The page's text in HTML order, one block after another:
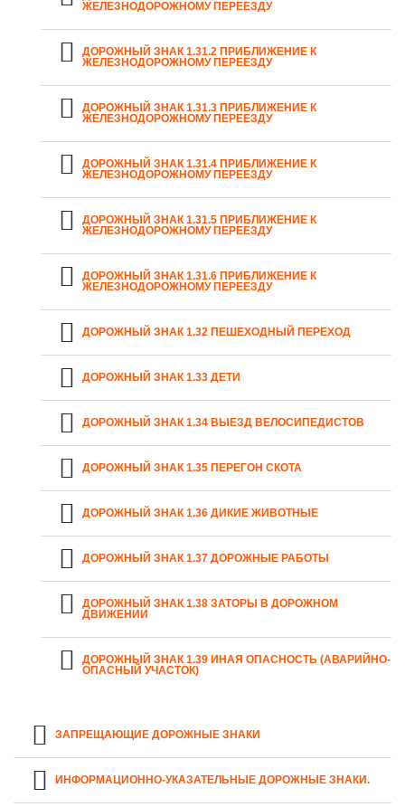
ЖЕЛЕЗНОДОРОЖНОМУ ПЕРЕЕЗДУ
ДОРОЖНЫЙ ЗНАК 1.31.2 ПРИБЛИЖЕНИЕ К
ЖЕЛЕЗНОДОРОЖНОМУ ПЕРЕЕЗДУ
ДОРОЖНЫЙ ЗНАК 1.31.3 ПРИБЛИЖЕНИЕ К
ЖЕЛЕЗНОДОРОЖНОМУ ПЕРЕЕЗДУ
ДОРОЖНЫЙ ЗНАК 1.31.4 ПРИБЛИЖЕНИЕ К
ЖЕЛЕЗНОДОРОЖНОМУ ПЕРЕЕЗДУ
ДОРОЖНЫЙ ЗНАК 1.31.5 ПРИБЛИЖЕНИЕ К
ЖЕЛЕЗНОДОРОЖНОМУ ПЕРЕЕЗДУ
ДОРОЖНЫЙ ЗНАК 1.31.6 ПРИБЛИЖЕНИЕ К
ЖЕЛЕЗНОДОРОЖНОМУ ПЕРЕЕЗДУ
ДОРОЖНЫЙ ЗНАК 1.32 ПЕШЕХОДНЫЙ ПЕРЕХОД
ДОРОЖНЫЙ ЗНАК 1.33 ДЕТИ
ДОРОЖНЫЙ ЗНАК 1.34 ВЫЕЗД ВЕЛОСИПЕДИСТОВ
ДОРОЖНЫЙ ЗНАК 1.35 ПЕРЕГОН СКОТА
ДОРОЖНЫЙ ЗНАК 1.36 ДИКИЕ ЖИВОТНЫЕ
ДОРОЖНЫЙ ЗНАК 1.37 ДОРОЖНЫЕ РАБОТЫ
ДОРОЖНЫЙ ЗНАК 1.38 ЗАТОРЫ В ДОРОЖНОМ
ДВИЖЕНИИ
ДОРОЖНЫЙ ЗНАК 1.39 ИНАЯ ОПАСНОСТЬ (АВАРИЙНО-
ОПАСНЫЙ УЧАСТОК)
ЗАПРЕЩАЮЩИЕ ДОРОЖНЫЕ ЗНАКИ
ИНФОРМАЦИОННО-УКАЗАТЕЛЬНЫЕ ДОРОЖНЫЕ ЗНАКИ.